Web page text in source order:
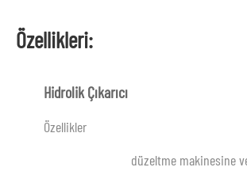
Özellikleri:
Hidrolik Çıkarıcı
Özellikler
düzeltme makinesine